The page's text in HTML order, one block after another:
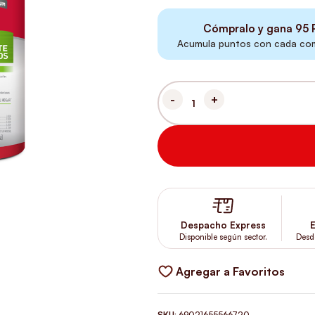
Cómpralo y gana 95
Acumula puntos con cada
NATURE'S MIRACLE
Despacho Express
Disponible según sector.
Agregar a Favoritos